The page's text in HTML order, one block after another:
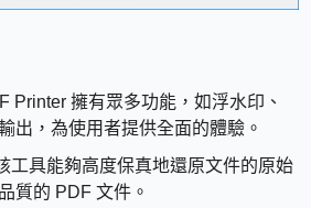
Printer 擁有眾多功能，如浮水印、
出，為使用者提供全面的體驗。
工具能夠高度保真地還原文件的原始
質的 PDF 文件。